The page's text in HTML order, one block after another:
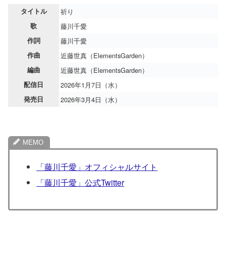
タイトル 祈り
歌 藤川千愛
作詞 藤川千愛
作曲 近藤世真（ElementsGarden）
編曲 近藤世真（ElementsGarden）
配信日 2026年1月7日（水）
発売日 2026年3月4日（水）
「藤川千愛」オフィシャルサイト
「藤川千愛」公式Twitter